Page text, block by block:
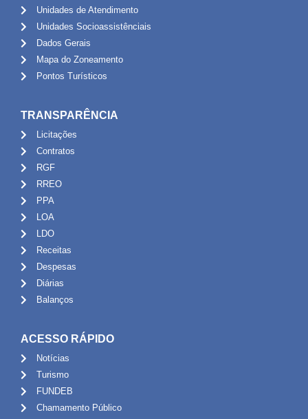
Unidades de Atendimento
Unidades Socioassistênciais
Dados Gerais
Mapa do Zoneamento
Pontos Turísticos
TRANSPARÊNCIA
Licitações
Contratos
RGF
RREO
PPA
LOA
LDO
Receitas
Despesas
Diárias
Balanços
ACESSO RÁPIDO
Notícias
Turismo
FUNDEB
Chamamento Público